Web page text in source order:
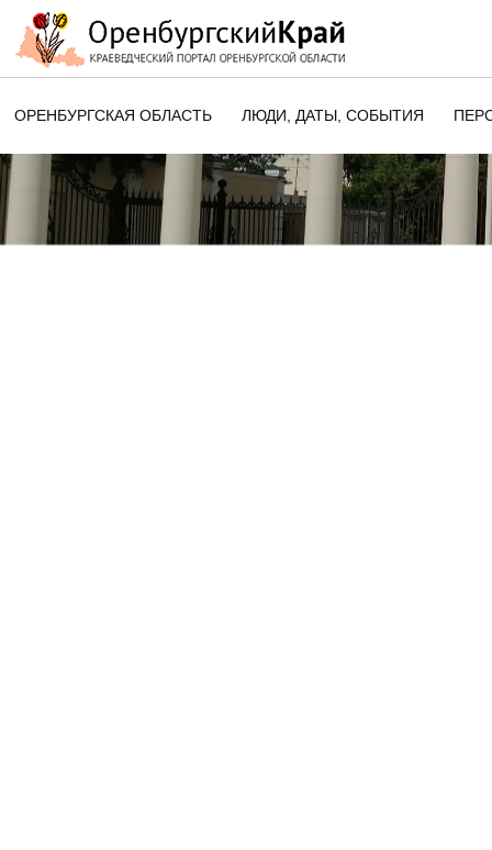
ОРЕНБУРГСКАЯ ОБЛАСТЬ ЛЮДИ, ДАТЫ, CОБЫТИЯ
ЭТОТ ДЕНЬ В ИСТОРИИ
ОРЕНБУРГСКОГО КРАЯ
ПАМЯТНЫЕ ДАТЫ